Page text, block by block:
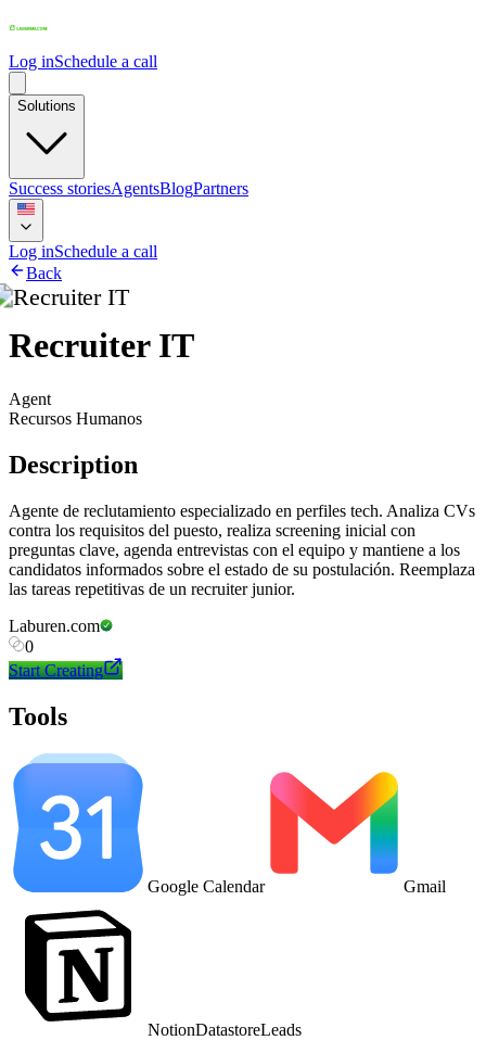
Log inSchedule a call
Solutions
Success storiesAgentsBlogPartners
Log inSchedule a call
Back
Recruiter IT
Agent
Recursos Humanos
Description
Agente de reclutamiento especializado en perfiles tech. Analiza CVs
contra los requisitos del puesto, realiza screening inicial con
preguntas clave, agenda entrevistas con el equipo y mantiene a los
candidatos informados sobre el estado de su postulación. Reemplaza
las tareas repetitivas de un recruiter junior.
Laburen.com
0
Start Creating
Tools
Google Calendar Gmail
NotionDatastoreLeads